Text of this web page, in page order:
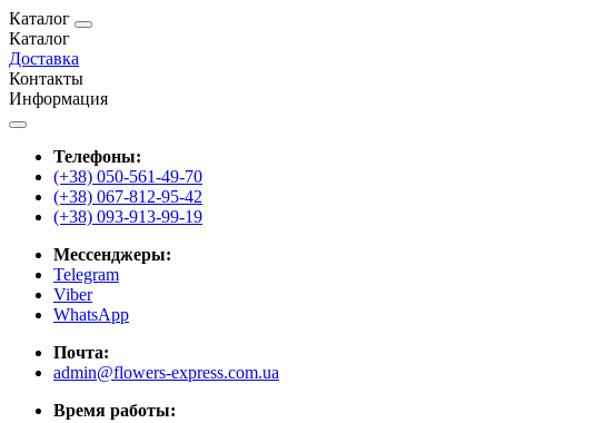
Каталог
Каталог
Доставка
Контакты
Информация
Телефоны:
(+38) 050-561-49-70
(+38) 067-812-95-42
(+38) 093-913-99-19
Мессенджеры:
Telegram
Viber
WhatsApp
Почта:
admin@flowers-express.com.ua
Время работы: